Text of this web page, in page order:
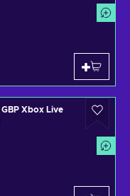
Xbox Live